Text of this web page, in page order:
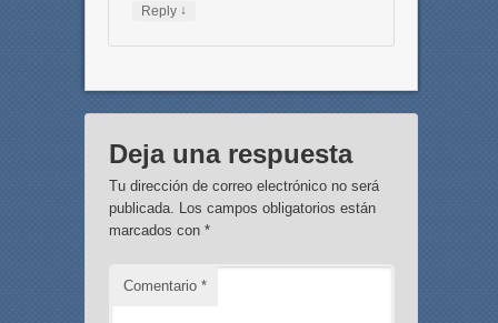
Reply ↓
Deja una respuesta
Tu dirección de correo electrónico no será
publicada. Los campos obligatorios están
marcados con *
Comentario *